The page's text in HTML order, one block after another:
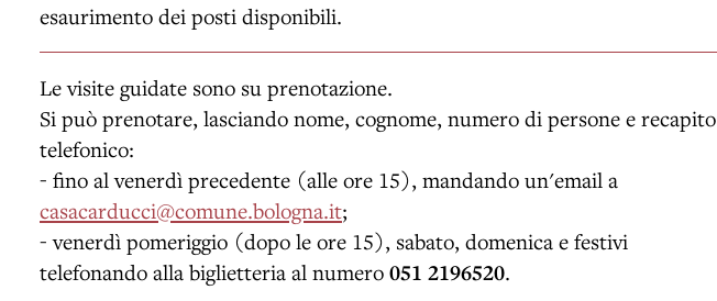
esaurimento dei posti disponibili.
Le visite guidate sono su prenotazione.
Si può prenotare, lasciando nome, cognome, numero di persone e recapito
telefonico:
- fino al venerdì precedente (alle ore 15), mandando un'email a
casacarducci@comune.bologna.it;
- venerdì pomeriggio (dopo le ore 15), sabato, domenica e festivi
telefonando alla biglietteria al numero 051 2196520.